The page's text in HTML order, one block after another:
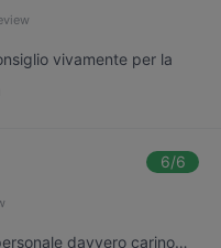
vivamente per la
6/6
davvero carino…